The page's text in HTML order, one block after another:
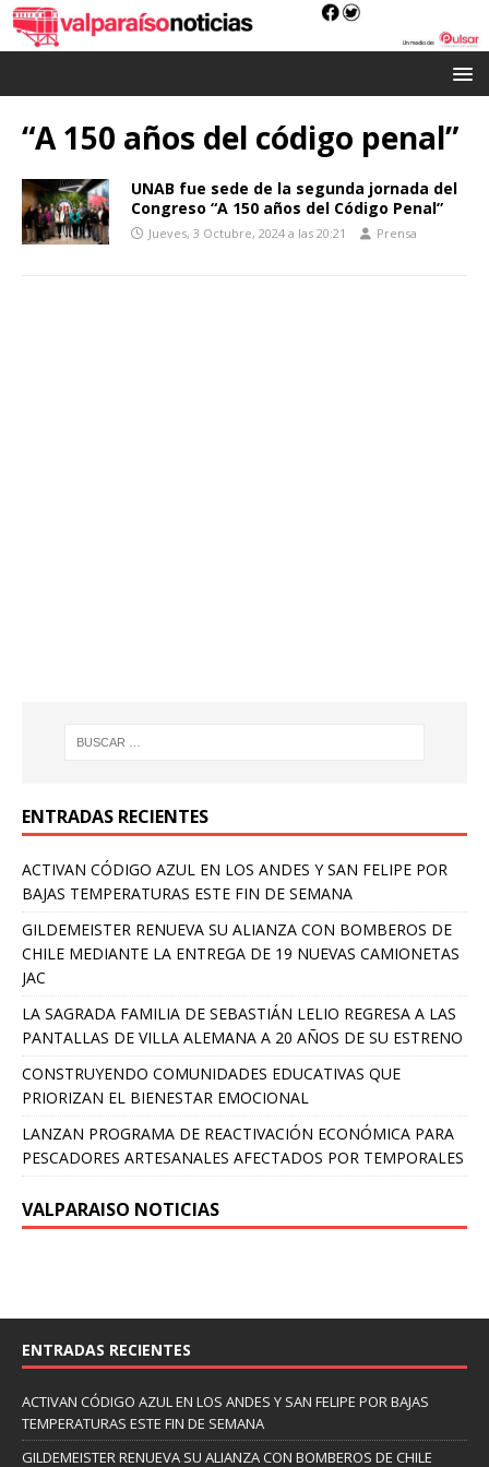
“A 150 años del código penal”
UNAB fue sede de la segunda jornada del
Congreso “A 150 años del Código Penal”
Jueves, 3 Octubre, 2024 a las 20:21 Prensa
ENTRADAS RECIENTES
ACTIVAN CÓDIGO AZUL EN LOS ANDES Y SAN FELIPE POR
BAJAS TEMPERATURAS ESTE FIN DE SEMANA
GILDEMEISTER RENUEVA SU ALIANZA CON BOMBEROS DE
CHILE MEDIANTE LA ENTREGA DE 19 NUEVAS CAMIONETAS
JAC
LA SAGRADA FAMILIA DE SEBASTIÁN LELIO REGRESA A LAS
PANTALLAS DE VILLA ALEMANA A 20 AÑOS DE SU ESTRENO
CONSTRUYENDO COMUNIDADES EDUCATIVAS QUE
PRIORIZAN EL BIENESTAR EMOCIONAL
LANZAN PROGRAMA DE REACTIVACIÓN ECONÓMICA PARA
PESCADORES ARTESANALES AFECTADOS POR TEMPORALES
VALPARAISO NOTICIAS
ENTRADAS RECIENTES
ACTIVAN CÓDIGO AZUL EN LOS ANDES Y SAN FELIPE POR BAJAS
TEMPERATURAS ESTE FIN DE SEMANA
GILDEMEISTER RENUEVA SU ALIANZA CON BOMBEROS DE CHILE